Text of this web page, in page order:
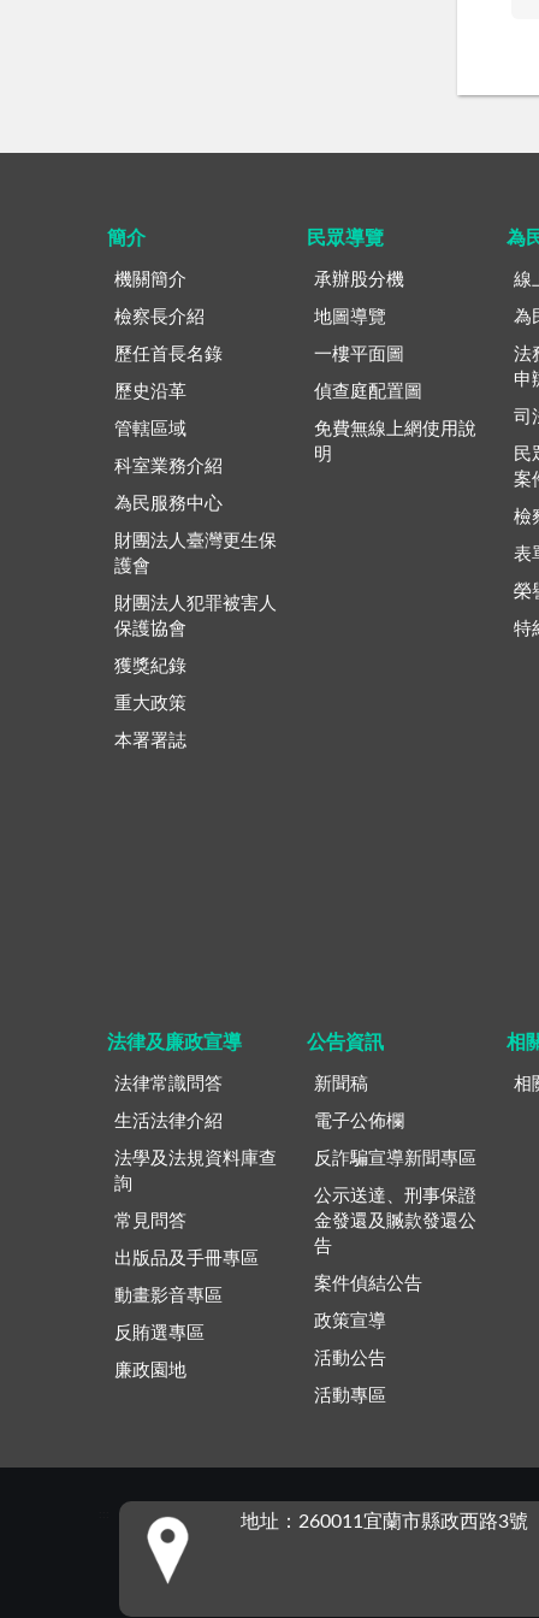
簡介
機關簡介
檢察長介紹
歷任首長名錄
歷史沿革
管轄區域
科室業務介紹
為民服務中心
財團法人臺灣更生保
護會
財團法人犯罪被害人
保護協會
獲獎紀錄
重大政策
本署署誌
民眾導覽
承辦股分機
地圖導覽
一樓平面圖
偵查庭配置圖
免費無線上網使用說
明
為
線
為
法
申
司
民
案
檢
表
榮
特
法律及廉政宣導
法律常識問答
生活法律介紹
法學及法規資料庫查
詢
常見問答
出版品及手冊專區
動畫影音專區
反賄選專區
廉政園地
公告資訊
新聞稿
電子公佈欄
反詐騙宣導新聞專區
公示送達、刑事保證
金發還及贓款發還公
告
案件偵結公告
政策宣導
活動公告
活動專區
相
相
地址：260011宜蘭市縣政西路3號